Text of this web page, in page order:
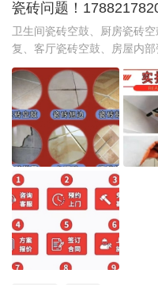
瓷砖问题！
卫生间瓷砖空鼓、厨房瓷砖
复、客厅瓷砖空鼓、房屋内